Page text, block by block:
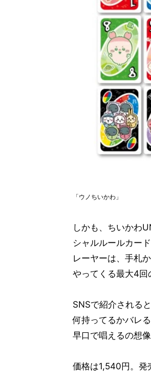
「ウノちいかわ」
しかも、ちいかわ
シャルルールカー
レーヤーは、手札
やってくる最大4回
SNSで紹介される
何持ってるかバレ
早口で唱えるの想
価格は1,540円。発